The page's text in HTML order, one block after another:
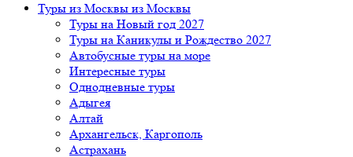
Туры из Москвы из Москвы
Туры на Новый год 2027
Туры на Каникулы и Рождество 2027
Автобусные туры на море
Интересные туры
Однодневные туры
Адыгея
Алтай
Архангельск, Каргополь
Астрахань